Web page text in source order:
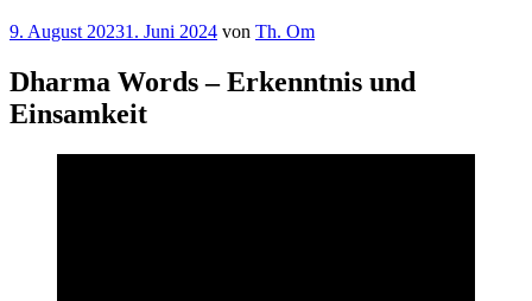
Veröffentlicht
9. August 20231. Juni 2024 von Th. Om
Dharma Words – Erkenntnis und
Einsamkeit